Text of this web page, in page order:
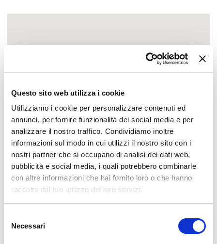
Questo sito web utilizza i cookie
Utilizziamo i cookie per personalizzare contenuti ed
annunci, per fornire funzionalità dei social media e per
analizzare il nostro traffico. Condividiamo inoltre
informazioni sul modo in cui utilizzi il nostro sito con i
nostri partner che si occupano di analisi dei dati web,
pubblicità e social media, i quali potrebbero combinarle
con altre informazioni che hai fornito loro o che hanno
raccolto dal tuo utilizzo dei loro servizi.
delNecessari